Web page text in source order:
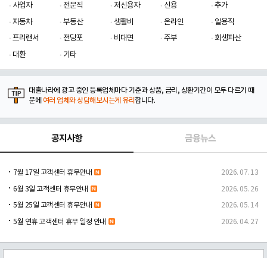
사업자
전문직 저신용자 신용
추가
자동차
부동산 생활비 온라인
일용직
프리랜서
전당포 비대면 주부
회생파산
대환
기타
대출나라에 광고 중인 등록업체마다 기준과 상품, 금리, 상환기간이 모두 다르기 때
문에 여러 업체와 상담해보시는게 유리합니다.
공지사항 금융뉴스
7월 17일 고객센터 휴무안내 2026. 07. 13
6월 3일 고객센터 휴무안내 2026. 05. 26
5월 25일 고객센터 휴무안내 2026. 05. 14
5월 연휴 고객센터 휴무 일정 안내 2026. 04. 27